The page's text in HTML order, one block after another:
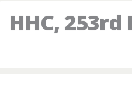
HHC, 253rd